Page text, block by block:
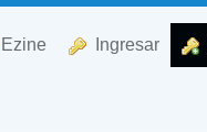
Ezine Ingresar